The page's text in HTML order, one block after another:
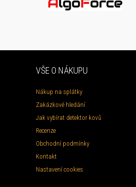
VŠE O NÁKUPU
Nákup na splátky
Zakázkové hledání
Jak vybírat detektor kovů
Recenze
Obchodní podmínky
Kontakt
Nastavení cookies